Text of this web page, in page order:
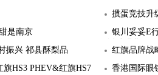
掼蛋竞技升
是南京
银川妥妥E
振兴 祁县酥梨品
红旗品牌战
旗HS3 PHEV&红旗HS7
香港国际眼